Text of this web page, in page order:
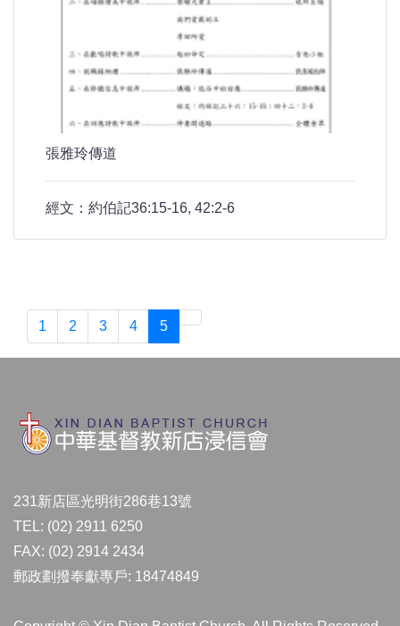
張雅玲傳道
經文：約伯記36:15-16, 42:2-6
1 2 3 4 5
231新店區光明街286巷13號
TEL: (02) 2911 6250
FAX: (02) 2914 2434
郵政劃撥奉獻專戶: 18474849